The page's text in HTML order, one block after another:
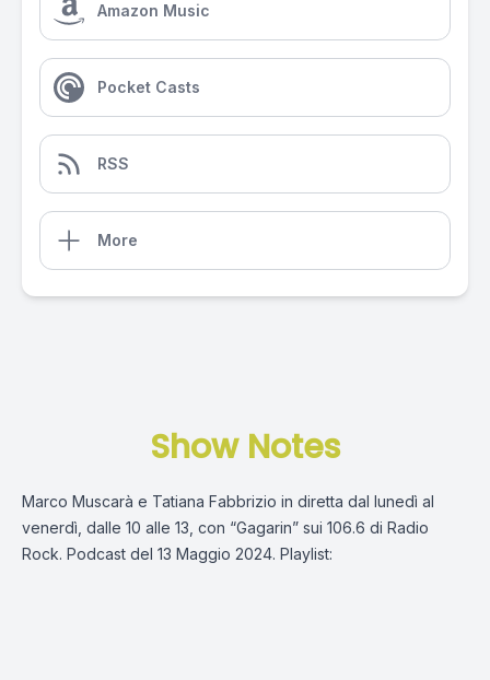
Amazon Music
Pocket Casts
RSS
More
Show Notes
Marco Muscarà e Tatiana Fabbrizio in diretta dal lunedì al
venerdì, dalle 10 alle 13, con “Gagarin” sui 106.6 di Radio
Rock. Podcast del 13 Maggio 2024. Playlist: